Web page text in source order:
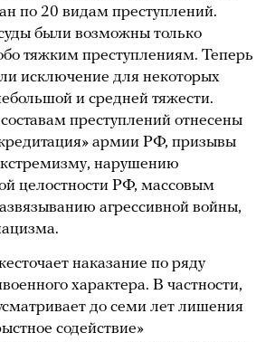
по 20 видам преступлений.
были возможны только
тяжким преступлениям. Теперь
исключение для некоторых
и средней тяжести.
преступлений отнесены
армии РФ, призывы
нарушению
целостности РФ, массовым
агрессивной войны,
наказание по ряду
характера. В частности,
до семи лет лишения
содействие»